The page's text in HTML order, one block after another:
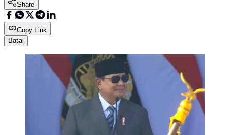
Share
Copy Link
Batal